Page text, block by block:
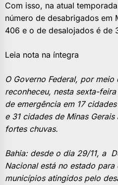
Com isso, na atual
número de desabrigados em
406 e o de desalojados é de
Leia nota na íntegra
O Governo Federal, por meio
reconheceu, nesta sexta-
de emergência em 17
e 31 cidades de Minas
fortes chuvas.
Bahia: desde o dia 29/11, a
Nacional está no estado
municípios atingidos pelo